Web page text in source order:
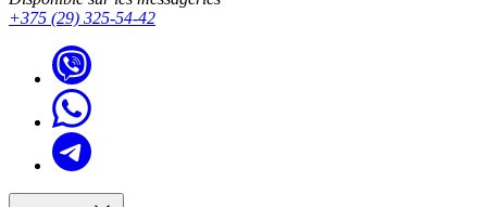
+375 (29) 325-54-42